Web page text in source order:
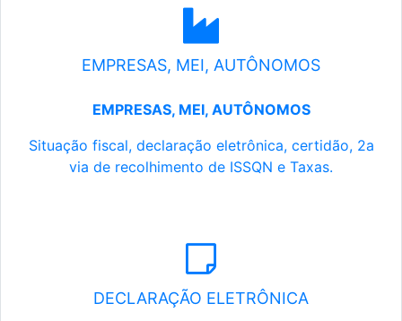
EMPRESAS, MEI, AUTÔNOMOS
EMPRESAS, MEI, AUTÔNOMOS
Situação fiscal, declaração eletrônica, certidão, 2a
via de recolhimento de ISSQN e Taxas.
DECLARAÇÃO ELETRÔNICA